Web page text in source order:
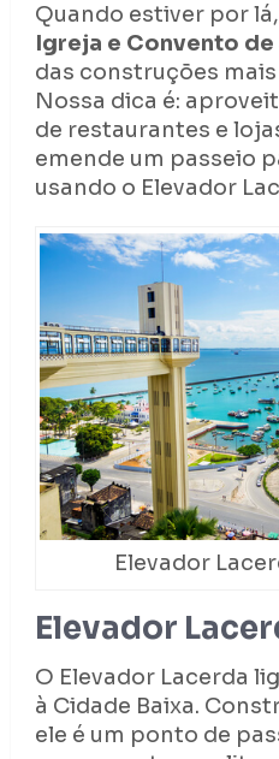
Quando estiver por
Igreja e Convento de
das construções
Nossa dica é:
de restaurantes e
emende um passeio
usando o Elevador
Elevador
Elevador
O Elevador Lacerda
à Cidade Baixa.
ele é um ponto de